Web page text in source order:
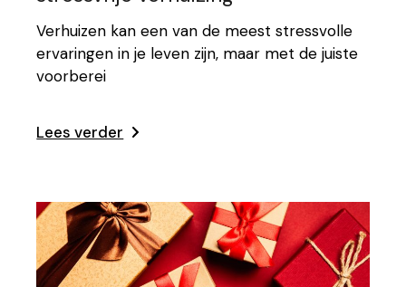
Verhuizen kan een van de meest stressvolle
ervaringen in je leven zijn, maar met de juiste
voorberei
Lees verder